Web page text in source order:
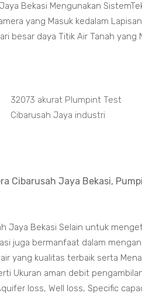
Bekasi Mengunakan
yang Masuk kedalam
besar daya Titik Air Tanah yang
32073 akurat Plumpint Test
Cibarusah Jaya industri
Cibarusah Jaya Bekasi,
Jaya Bekasi Selain untuk
juga bermanfaat dalam
yang kualitas terbaik serta
Ukuran aman debit
loss, Well loss, Specific